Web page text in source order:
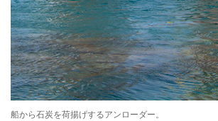
船から石炭を荷揚げするアンローダー。